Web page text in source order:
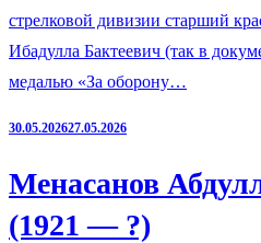
стрелковой дивизии старший
Ибадулла Бактеевич (так в
медалью «За оборону…
30.05.202627.05.2026
Менасанов
(1921 — ?)